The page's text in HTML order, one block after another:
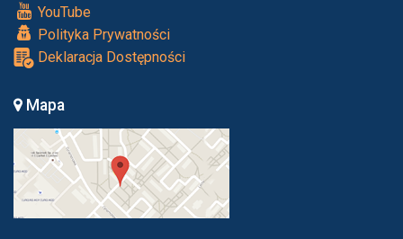
YouTube
Polityka Prywatności
Deklaracja Dostępności
Mapa